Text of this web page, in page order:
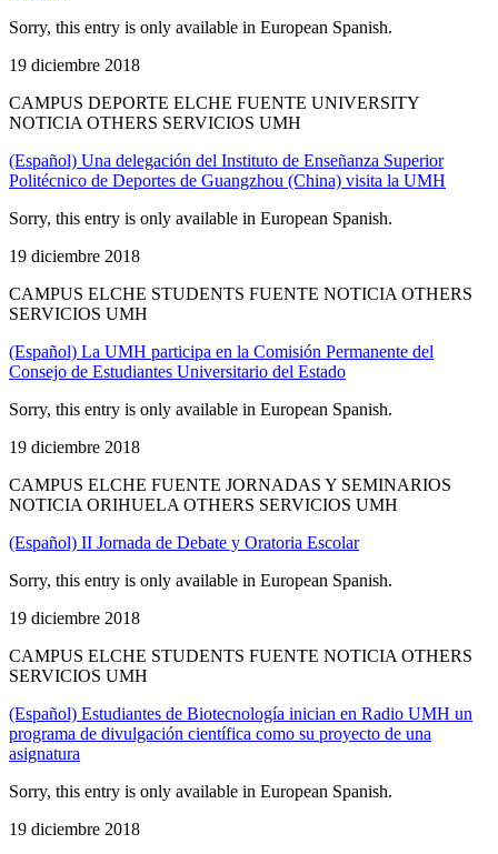
Sorry, this entry is only available in European Spanish.
19 diciembre 2018
CAMPUS DEPORTE ELCHE FUENTE UNIVERSITY
NOTICIA OTHERS SERVICIOS UMH
(Español) Una delegación del Instituto de Enseñanza Superior
Politécnico de Deportes de Guangzhou (China) visita la UMH
Sorry, this entry is only available in European Spanish.
19 diciembre 2018
CAMPUS ELCHE STUDENTS FUENTE NOTICIA OTHERS
SERVICIOS UMH
(Español) La UMH participa en la Comisión Permanente del
Consejo de Estudiantes Universitario del Estado
Sorry, this entry is only available in European Spanish.
19 diciembre 2018
CAMPUS ELCHE FUENTE JORNADAS Y SEMINARIOS
NOTICIA ORIHUELA OTHERS SERVICIOS UMH
(Español) II Jornada de Debate y Oratoria Escolar
Sorry, this entry is only available in European Spanish.
19 diciembre 2018
CAMPUS ELCHE STUDENTS FUENTE NOTICIA OTHERS
SERVICIOS UMH
(Español) Estudiantes de Biotecnología inician en Radio UMH un
programa de divulgación científica como su proyecto de una
asignatura
Sorry, this entry is only available in European Spanish.
19 diciembre 2018